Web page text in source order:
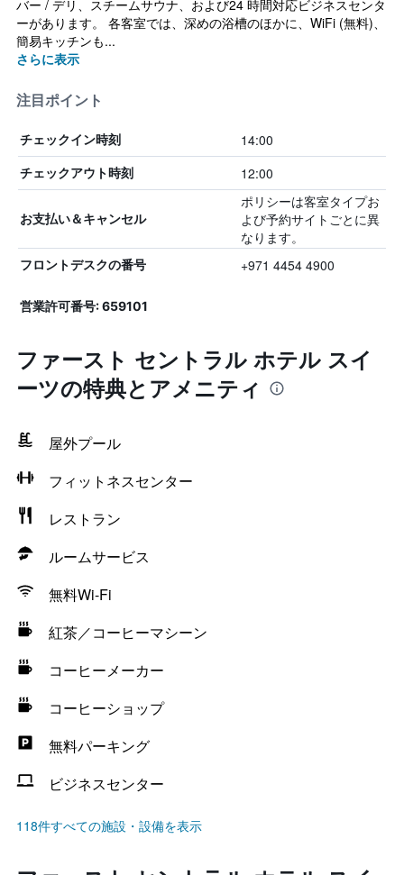
バー / デリ、スチームサウナ、および24 時間対応ビジネスセンタ
ーがあります。 各客室では、深めの浴槽のほかに、WiFi (無料)、
簡易キッチンも...
さらに表示
注目ポイント
チェックイン時刻 14:00
チェックアウト時刻 12:00
お支払い＆キャンセル
ポリシーは客室タイプお
よび予約サイトごとに異
なります。
フロントデスクの番号 +971 4454 4900
営業許可番号: 659101
ファースト セントラル ホテル スイ
ーツの特典とアメニティ
屋外プール
フィットネスセンター
レストラン
ルームサービス
無料Wi-Fi
紅茶／コーヒーマシーン
コーヒーメーカー
コーヒーショップ
無料パーキング
ビジネスセンター
118件すべての施設・設備を表示